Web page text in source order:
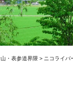
・表参道界隈 > ニコライ